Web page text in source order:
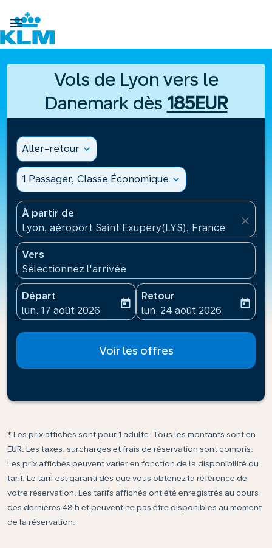

Vols de Lyon vers le
Danemark dès 185EUR
Aller-retour expand_more
1 Passager, Classe Économique expand_more
À partir de
Lyon, aéroport Saint Exupéry(LYS), France
close
Vers
Sélectionnez l'arrivée
Départ
fc-booking-departure-date-aria-label
lun. 17 août 2026
today
Retour
fc-booking-return-date-
lun. 24 août 2026
today
Voir les offres
* Les prix affichés sont pour 1 adulte. Tous les montants sont en
EUR. Les taxes, surcharges et frais de réservation sont compris.
Les prix affichés peuvent varier en fonction de la disponibilité du
tarif. Le tarif est garanti dès que vous obtenez la référence de
votre réservation. Les tarifs affichés ont été enregistrés au cours
des dernières 48 h et peuvent ne pas être disponibles au moment
de la réservation.